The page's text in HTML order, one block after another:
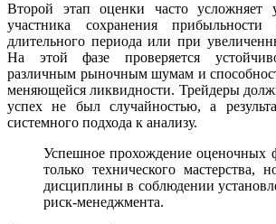
Второй этап оценки часто усложняет
участника сохранения
длительного периода или при
На этой фазе проверяется
различным рыночным шумам и
меняющейся ликвидности. Трейдеры
успех не был случайностью, а
системного подхода к анализу.
Успешное прохождение оценочных
только технического мастерства,
дисциплины в соблюдении
риск-менеджмента.